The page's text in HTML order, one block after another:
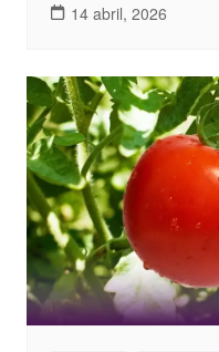
14 abril, 2026